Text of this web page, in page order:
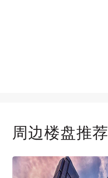
周边楼盘推荐